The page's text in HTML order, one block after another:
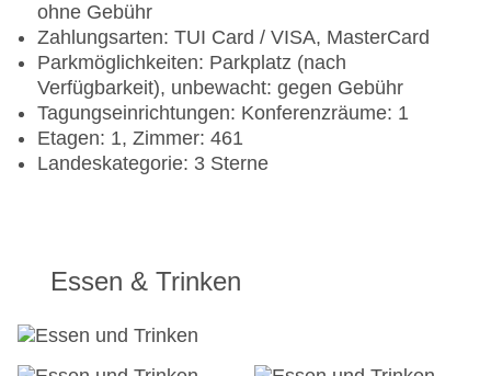
ohne Gebühr
Zahlungsarten: TUI Card / VISA, MasterCard
Parkmöglichkeiten: Parkplatz (nach
Verfügbarkeit), unbewacht: gegen Gebühr
Tagungseinrichtungen: Konferenzräume: 1
Etagen: 1, Zimmer: 461
Landeskategorie: 3 Sterne
Essen & Trinken